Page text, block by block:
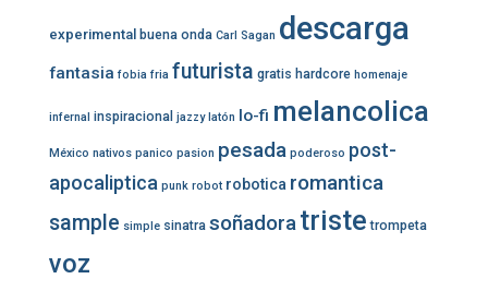
experimental buena onda Carl Sagan descarga
fantasia fobia fria futurista gratis hardcore homenaje
infernal inspiracional jazzy latón lo-fi melancolica
México nativos panico pasion pesada poderoso post-
apocaliptica punk robot robotica romantica
sample simple sinatra soñadoratriste trompeta
voz